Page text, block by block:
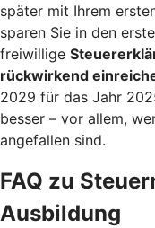
später mit Ihrem
sparen Sie in den
freiwillige
rückwirkend
2029 für das Jahr
besser – vor allem,
angefallen sind.
FAQ zu
Ausbildung